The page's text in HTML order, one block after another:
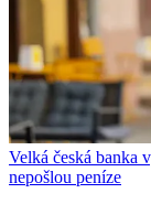
Velká česká banka
nepošlou peníze